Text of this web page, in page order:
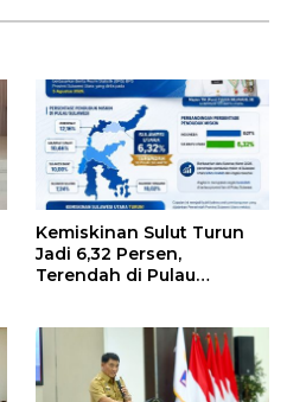
Kemiskinan Sulut Turun
Jadi 6,32 Persen,
Terendah di Pulau